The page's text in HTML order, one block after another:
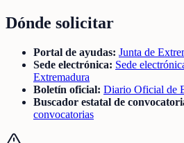
Dónde solicitar
Portal de ayudas: Junta de
Sede electrónica: Sede
Extremadura
Boletín oficial: Diario Oficial de
Buscador estatal de
convocatorias